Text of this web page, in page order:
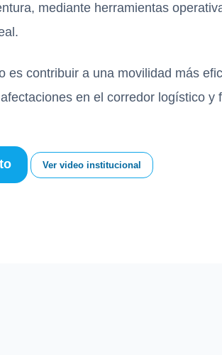
mediante herramientas
es contribuir a una movilidad más
en el corredor logístico y
Ver video institucional